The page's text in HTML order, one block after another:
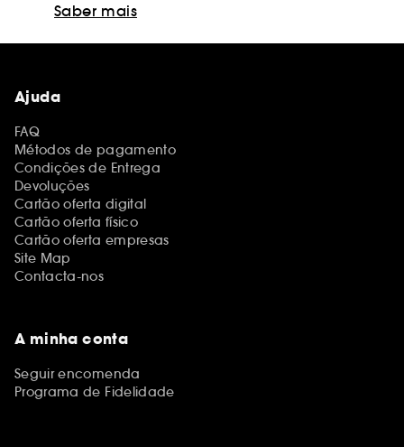
Saber mais
Ajuda
FAQ
Métodos de pagamento
Condições de Entrega
Devoluções
Cartão oferta digital
Cartão oferta físico
Cartão oferta empresas
Site Map
Contacta-nos
A minha conta
Seguir encomenda
Programa de Fidelidade